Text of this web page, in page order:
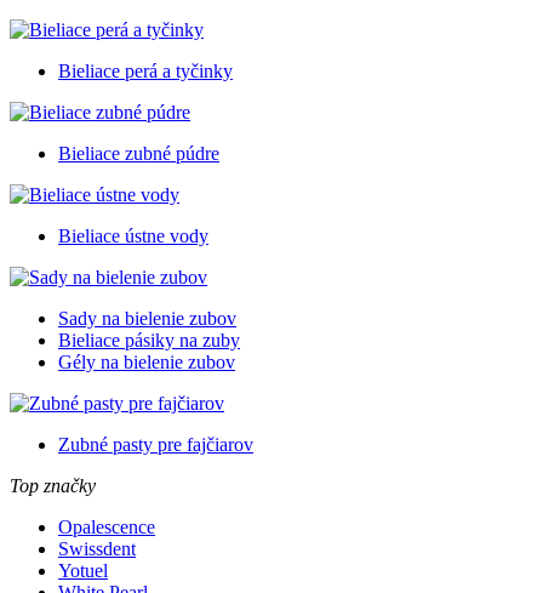
Bieliace perá a tyčinky
Bieliace zubné púdre
Bieliace ústne vody
Sady na bielenie zubov
Bieliace pásiky na zuby
Gély na bielenie zubov
Zubné pasty pre fajčiarov
Top značky
Opalescence
Swissdent
Yotuel